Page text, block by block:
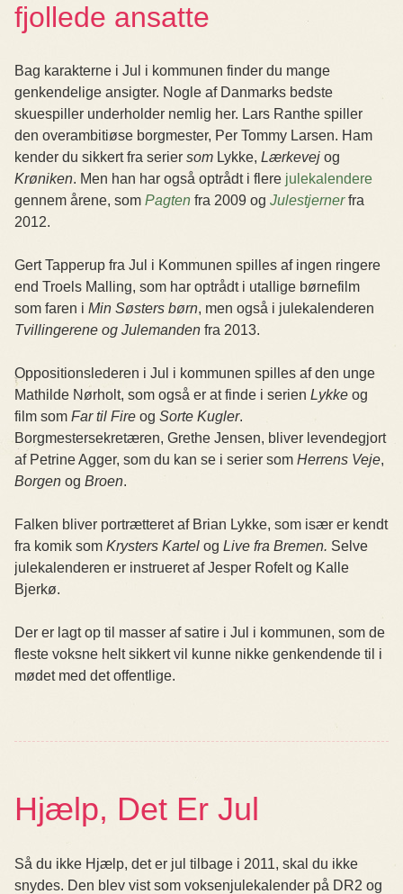
fjollede ansatte
Bag karakterne i Jul i kommunen finder du mange
genkendelige ansigter. Nogle af Danmarks bedste
skuespiller underholder nemlig her. Lars Ranthe spiller
den overambitiøse borgmester, Per Tommy Larsen. Ham
kender du sikkert fra serier som Lykke, Lærkevej og
Krøniken. Men han har også optrådt i flere julekalendere
gennem årene, som Pagten fra 2009 og Julestjerner fra
2012.
Gert Tapperup fra Jul i Kommunen spilles af ingen ringere
end Troels Malling, som har optrådt i utallige børnefilm
som faren i Min Søsters børn, men også i julekalenderen
Tvillingerene og Julemanden fra 2013.
Oppositionslederen i Jul i kommunen spilles af den unge
Mathilde Nørholt, som også er at finde i serien Lykke og
film som Far til Fire og Sorte Kugler.
Borgmestersekretæren, Grethe Jensen, bliver levendegjort
af Petrine Agger, som du kan se i serier som Herrens Veje,
Borgen og Broen.
Falken bliver portrætteret af Brian Lykke, som især er kendt
fra komik som Krysters Kartel og Live fra Bremen. Selve
julekalenderen er instrueret af Jesper Rofelt og Kalle
Bjerkø.
Der er lagt op til masser af satire i Jul i kommunen, som de
fleste voksne helt sikkert vil kunne nikke genkendende til i
mødet med det offentlige.
Hjælp, Det Er Jul
Så du ikke Hjælp, det er jul tilbage i 2011, skal du ikke
snydes. Den blev vist som voksenjulekalender på DR2 og